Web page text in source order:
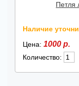
Петля
Наличие
Цена: 1000 р.
Количество: